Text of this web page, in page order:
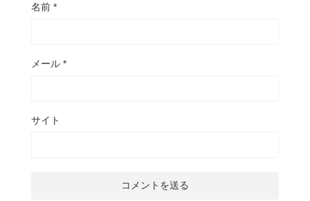
名前 *
メール *
サイト